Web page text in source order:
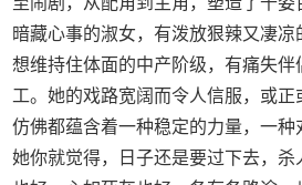
暗藏心事的淑女，有泼放狠辣又凄
想维持住体面的中产阶级，有痛失伴
工。她的戏路宽阔而令人信服，或
仿佛都蕴含着一种稳定的力量，一
她你就觉得，日子还是要过下去，